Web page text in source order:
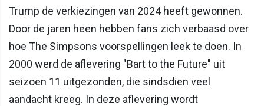
Trump de verkiezingen van 2024 heeft gewonnen.
Door de jaren heen hebben fans zich verbaasd over
hoe The Simpsons voorspellingen leek te doen. In
2000 werd de aflevering "Bart to the Future" uit
seizoen 11 uitgezonden, die sindsdien veel
aandacht kreeg. In deze aflevering wordt